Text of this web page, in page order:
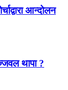
आन्दोलन
थापा ?